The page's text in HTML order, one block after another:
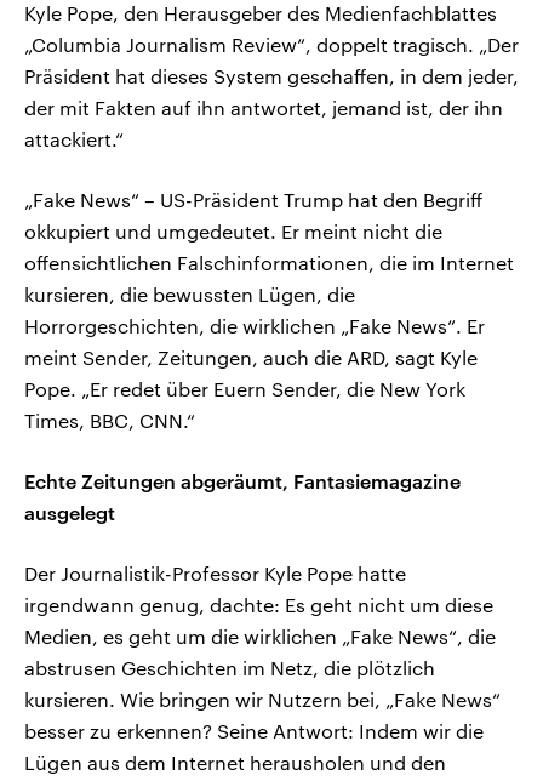
Kyle Pope, den Herausgeber des Medienfachblattes
„Columbia Journalism Review“, doppelt tragisch. „Der
Präsident hat dieses System geschaffen, in dem jeder,
der mit Fakten auf ihn antwortet, jemand ist, der ihn
attackiert.“
„Fake News“ – US-Präsident Trump hat den Begriff
okkupiert und umgedeutet. Er meint nicht die
offensichtlichen Falschinformationen, die im Internet
kursieren, die bewussten Lügen, die
Horrorgeschichten, die wirklichen „Fake News“. Er
meint Sender, Zeitungen, auch die ARD, sagt Kyle
Pope. „Er redet über Euern Sender, die New York
Times, BBC, CNN.“
Echte Zeitungen abgeräumt, Fantasiemagazine
ausgelegt
Der Journalistik-Professor Kyle Pope hatte
irgendwann genug, dachte: Es geht nicht um diese
Medien, es geht um die wirklichen „Fake News“, die
abstrusen Geschichten im Netz, die plötzlich
kursieren. Wie bringen wir Nutzern bei, „Fake News“
besser zu erkennen? Seine Antwort: Indem wir die
Lügen aus dem Internet herausholen und den